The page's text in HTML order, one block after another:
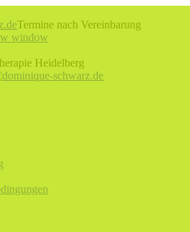
Termine nach Vereinbarung
window
Heidelberg